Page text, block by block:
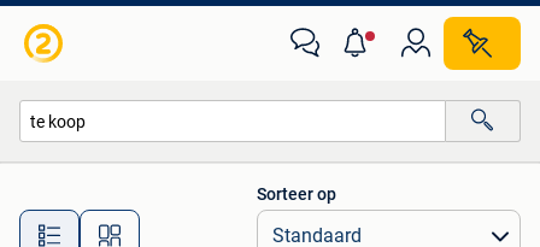
Alle afstanden…
Sorteer op